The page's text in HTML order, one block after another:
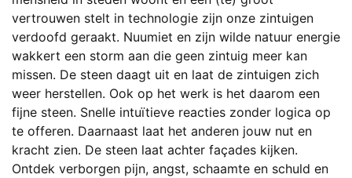
vertrouwen stelt in technologie zijn onze zintuigen
verdoofd geraakt. Nuumiet en zijn wilde natuur energie
wakkert een storm aan die geen zintuig meer kan
missen. De steen daagt uit en laat de zintuigen zich
weer herstellen. Ook op het werk is het daarom een
fijne steen. Snelle intuïtieve reacties zonder logica op
te offeren. Daarnaast laat het anderen jouw nut en
kracht zien. De steen laat achter façades kijken.
Ontdek verborgen pijn, angst, schaamte en schuld en